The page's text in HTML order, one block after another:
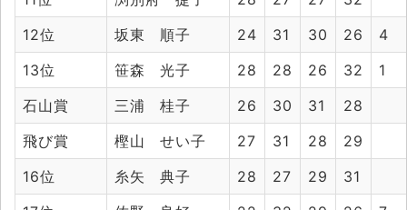
12位
坂東 順子 24 31 30 26
4
13位
笹森 光子 28 28 26 32
1
石山賞
三浦 桂子 26 30 31
28
飛び賞
樫山 せい子 27 31 28
29
16位
糸矢 典子 28 27 29
31